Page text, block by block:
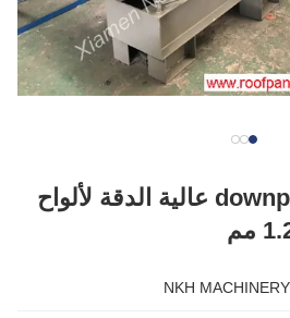
آلة تشكيل لفة downpipe عالية الدقة لألواح
NKH MACHINERY